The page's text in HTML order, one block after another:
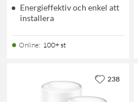
Energieffektiv och enkel att
installera
Online: 100+ st
238